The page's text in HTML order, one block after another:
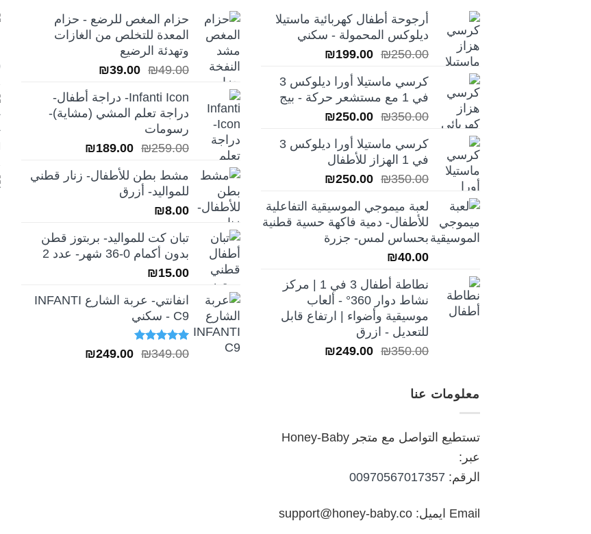
أرجوحة أطفال كهربائية ماستيلا
ديلوكس المحمولة - سكني
₪250.00
السعر
هو:
₪250.00.
₪199.00
السعر
هو:
₪199.00.
كرسي ماستيلا أورا ديلوكس 3
في 1 مع مستشعر حركة - بيج
₪350.00
السعر
هو:
₪350.00.
₪250.00
السعر
هو:
كرسي ماستيلا أورا ديلوكس 3
في 1 الهزاز للأطفال
₪350.00
السعر
هو:
₪350.00.
₪250.00
السعر
هو:
₪250.00.
لعبة ميموجي الموسيقية التفاعلية
للأطفال- دمية فاكهة حسية قطنية
بحساس لمس- جزرة
₪40.00
نطاطة أطفال 3 في 1 | مركز
نشاط دوار 360° - ألعاب
موسيقية وأضواء | ارتفاع قابل
للتعديل - ازرق
₪350.00
السعر ₪249.00
السعر
حزام المغص للرضع - حزام
المعدة للتخلص من الغازات
وتهدئة الرضيع
₪49.00
السعر
هو:
₪49.00.
₪39.00
السعر
هو:
₪39.00.
Infanti Icon- دراجة أطفال-
دراجة تعلم المشي (مشاية)-
رسومات
₪259.00
السعر
هو:
₪259.00.
₪189.00
السعر
هو:
مشط بطن للأطفال- زنار قطني
للمواليد- أزرق
₪8.00
تبان كت للمواليد- بربتوز قطن
بدون أكمام 0-36 شهر- عدد 2
₪15.00
انفانتي- عربة الشارع INFANTI
C9 - سكني
تم التقييم
5.00 من 5
₪349.00
السعر ₪249.00
السعر
معلومات عنا
تستطيع التواصل مع متجر Honey-Baby
عبر:
الرقم: 00970567017357
Email ايميل: support@honey-baby.co